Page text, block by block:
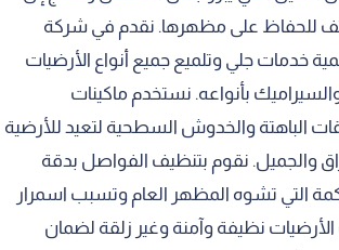
للحفاظ على مظهرها. نقدم في شركة
خدمات جلي وتلميع جميع أنواع الأرضيات
بأنواعه. نستخدم ماكينات
الباهتة والخدوش السطحية لتعيد للأرضية
والجميل. نقوم بتنظيف الفواصل بدقة
التي تشوه المظهر العام وتسبب اسمرار
نظيفة وآمنة وغير زلقة لضمان